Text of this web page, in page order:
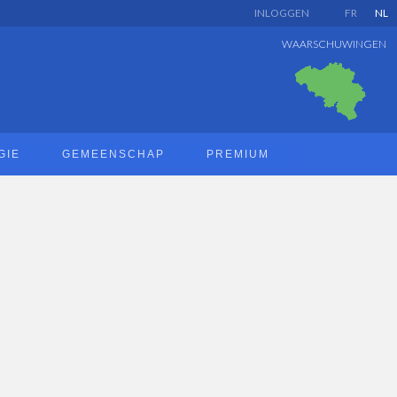
FR NL
INLOGGEN
WAARSCHUWINGEN
GEMEENSCHAP PREMIUM